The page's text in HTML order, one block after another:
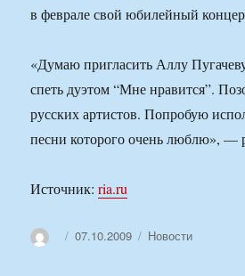
в феврале свой юбилейный
«Думаю пригласить Аллу
спеть дуэтом “Мне нравится”.
русских артистов. Попробую
песни которого очень люблю», —
Источник:ria.ru
АвторОпубликовано
07.10.2009 Рубрики
Новости